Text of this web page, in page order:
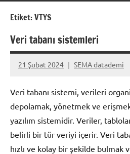
Etiket:VTYS
Veri tabanı sistemleri
21 Şubat 2024 SEMA datademi
Yorum
Veri tabanı sistemi, verileri
depolamak, yönetmek ve
yazılım sistemidir. Veriler,
belirli bir tür veriyi içerir. Veri
hızlı ve kolay bir şekilde bulmak